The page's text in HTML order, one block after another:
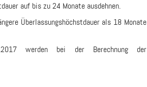
auf bis zu 24 Monate ausdehnen.
Überlassungshöchstdauer als 18 Monate
werden bei der Berechnung der